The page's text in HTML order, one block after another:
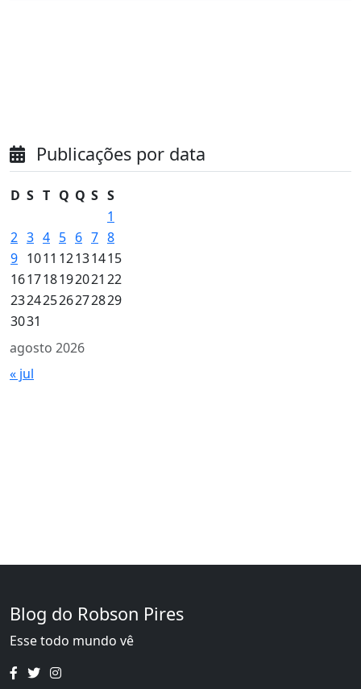
Publicações por data
agosto 2026
D S T Q Q S S
1
2 3 4 5 6 7 8
9 1011 12131415
161718192021 22
23242526272829
3031
« jul
Blog do Robson Pires
Esse todo mundo vê